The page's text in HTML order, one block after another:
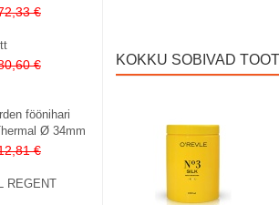
€
€
föönihari
Ø 34mm
€
REGENT
KOKKU SOBIVAD